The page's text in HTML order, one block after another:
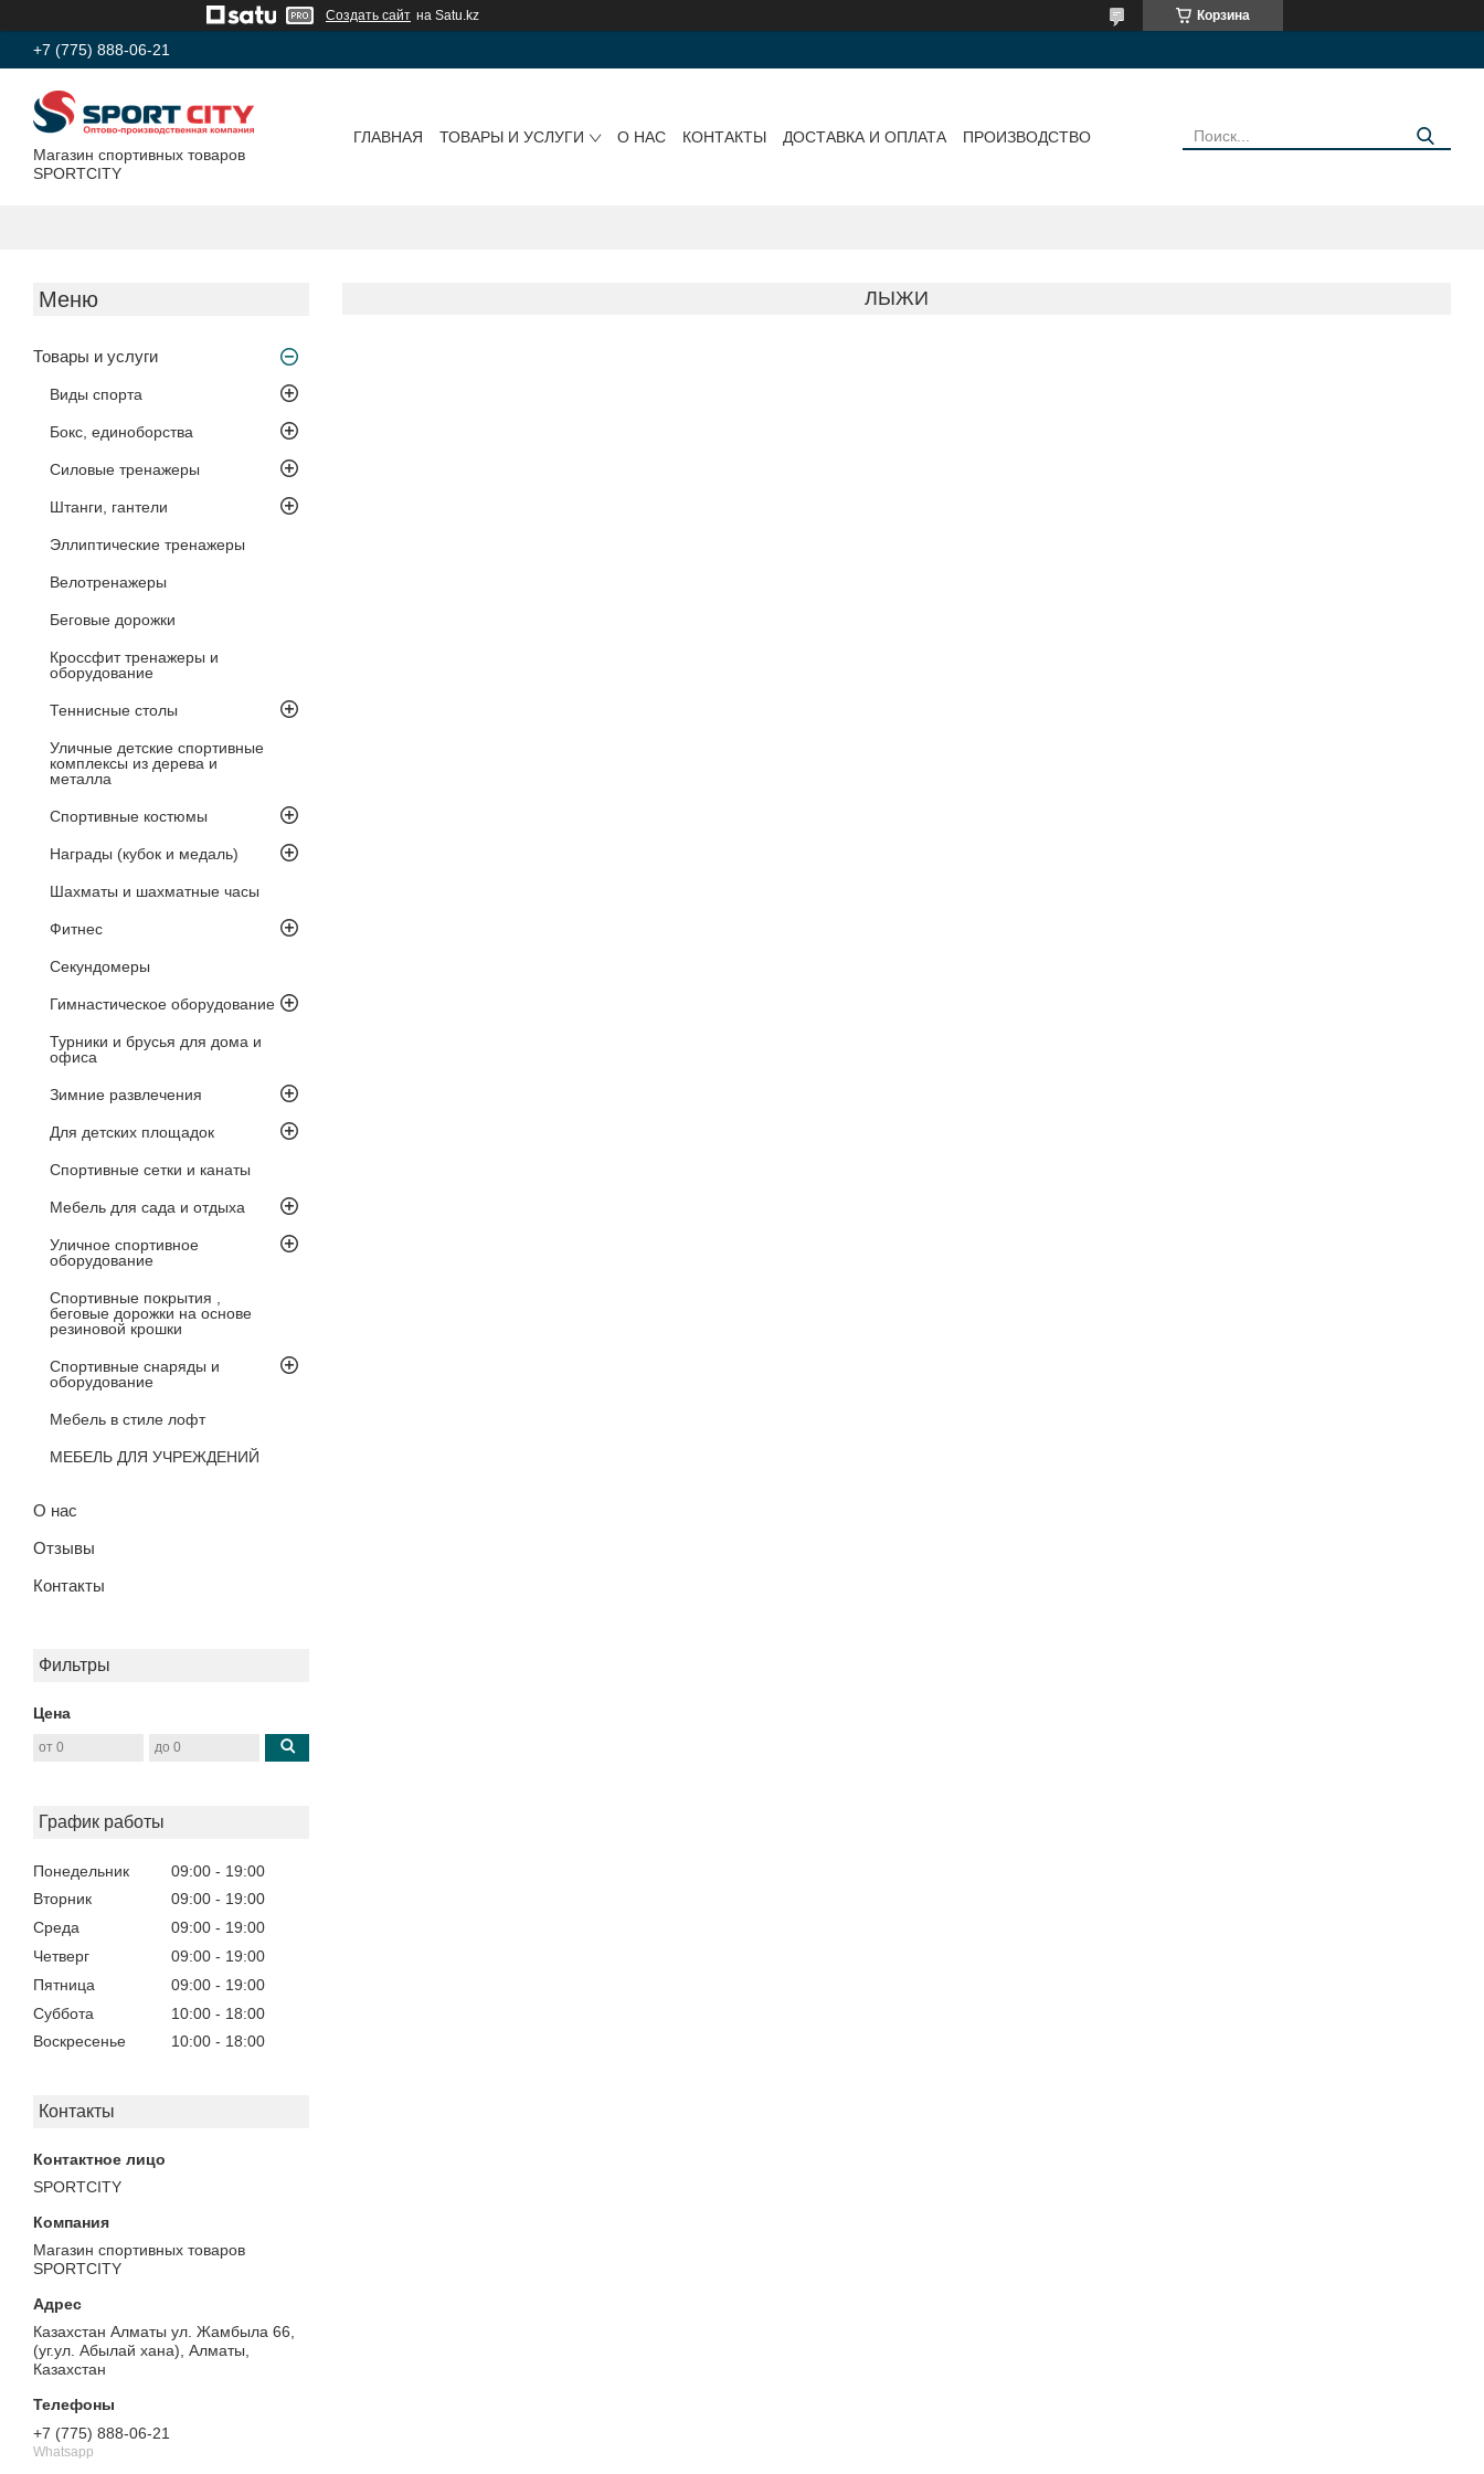
Создать сайт на Satu.kz Корзина
+7 (775) 888-06-21
Магазин спортивных товаров
SPORTCITY
ГЛАВНАЯ ТОВАРЫ И УСЛУГИ О НАС КОНТАКТЫ ДОСТАВКА И ОПЛАТА ПРОИЗВОДСТВО
Товары и услуги
Виды спорта
Бокс, единоборства
Силовые тренажеры
Штанги, гантели
Эллиптические тренажеры
Велотренажеры
Беговые дорожки
Кроссфит тренажеры и
оборудование
Теннисные столы
Уличные детские спортивные
комплексы из дерева и
металла
Спортивные костюмы
Награды (кубок и медаль)
Шахматы и шахматные часы
Фитнес
Секундомеры
Гимнастическое оборудование
Турники и брусья для дома и
офиса
Зимние развлечения
Для детских площадок
Спортивные сетки и канаты
Мебель для сада и отдыха
Уличное спортивное
оборудование
Спортивные покрытия ,
беговые дорожки на основе
резиновой крошки
Спортивные снаряды и
оборудование
Мебель в стиле лофт
МЕБЕЛЬ ДЛЯ УЧРЕЖДЕНИЙ
О нас
Отзывы
Контакты
Фильтры
Цена
График работы
Понедельник 09:00
19:00
Вторник
09:00
19:00
Среда
09:00
19:00
Четверг
09:00
19:00
Пятница
09:00
19:00
Суббота
10:00
18:00
Воскресенье
10:00 18:00
Контакты
SPORTCITY
Магазин спортивных товаров
SPORTCITY
Казахстан Алматы ул. Жамбыла 66,
(уг.ул. Абылай хана), Алматы,
Казахстан
+7 (775) 888-06-21
Whatsapp
ЛЫЖИ